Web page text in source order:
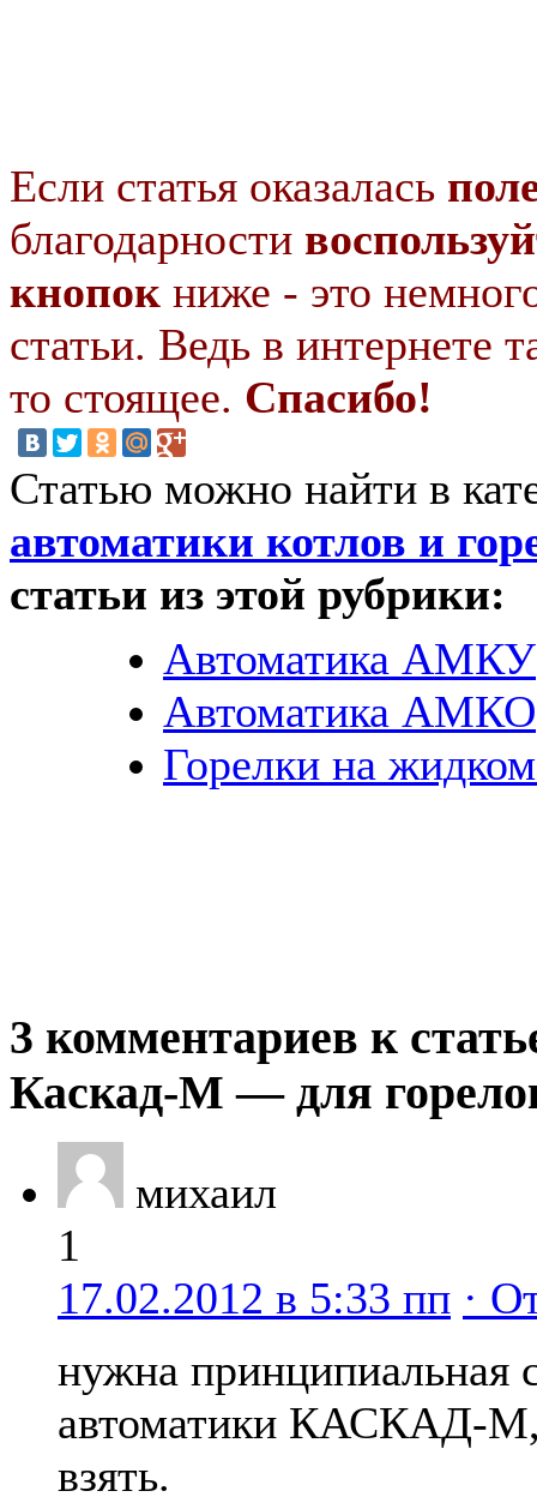
Если статья оказалась
благодарности
кнопок ниже - это
статьи. Ведь в интернете
то стоящее. Спасибо!
Статью можно найти в
автоматики котлов и
статьи из этой рубрики:
Автоматика АМКУ
Автоматика АМКО
Горелки на
3 комментариев к
Каскад-М — для
михаил
1
17.02.2012 в 5:33 пп ·
нужна принципиальная
автоматики КАСКАД-М,
взять.